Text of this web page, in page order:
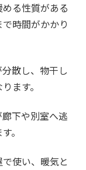
る性質がある
時間がかかり
散し、物干し
ます。
下や別室へ逃
。
使い、暖気と